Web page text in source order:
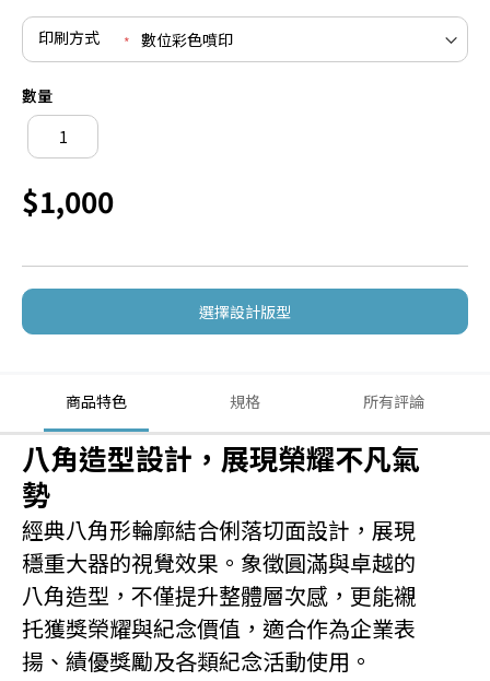
印刷方式
數量
$1,000
選擇設計版型
商品特色
八角造型設計，展現榮耀不凡氣
勢
經典八角形輪廓結合俐落切面設計，展現
穩重大器的視覺效果。象徵圓滿與卓越的
八角造型，不僅提升整體層次感，更能襯
托獲獎榮耀與紀念價值，適合作為企業表
揚、績優獎勵及各類紀念活動使用。
規格 所有評論